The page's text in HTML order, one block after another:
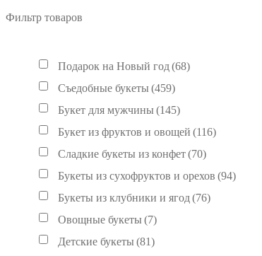
Фильтр товаров
Подарок на Новый год(68)
Съедобные букеты (459)
Букет для мужчины (145)
Букет из фруктов и овощей (116)
Сладкие букеты из конфет(70)
Букеты из сухофруктов и орехов (94)
Букеты из клубники и ягод(76)
Овощные букеты (7)
Детские букеты (81)